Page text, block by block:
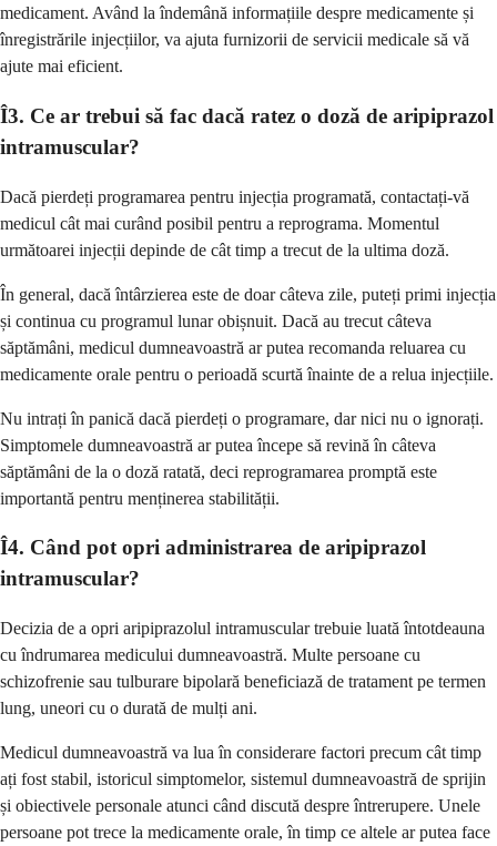
medicament. Având la îndemână informațiile despre medicamente și
înregistrările injecțiilor, va ajuta furnizorii de servicii medicale să vă
ajute mai eficient.
Î3. Ce ar trebui să fac dacă ratez o doză de aripiprazol
intramuscular?
Dacă pierdeți programarea pentru injecția programată, contactați-vă
medicul cât mai curând posibil pentru a reprograma. Momentul
următoarei injecții depinde de cât timp a trecut de la ultima doză.
În general, dacă întârzierea este de doar câteva zile, puteți primi injecția
și continua cu programul lunar obișnuit. Dacă au trecut câteva
săptămâni, medicul dumneavoastră ar putea recomanda reluarea cu
medicamente orale pentru o perioadă scurtă înainte de a relua injecțiile.
Nu intrați în panică dacă pierdeți o programare, dar nici nu o ignorați.
Simptomele dumneavoastră ar putea începe să revină în câteva
săptămâni de la o doză ratată, deci reprogramarea promptă este
importantă pentru menținerea stabilității.
Î4. Când pot opri administrarea de aripiprazol
intramuscular?
Decizia de a opri aripiprazolul intramuscular trebuie luată întotdeauna
cu îndrumarea medicului dumneavoastră. Multe persoane cu
schizofrenie sau tulburare bipolară beneficiază de tratament pe termen
lung, uneori cu o durată de mulți ani.
Medicul dumneavoastră va lua în considerare factori precum cât timp
ați fost stabil, istoricul simptomelor, sistemul dumneavoastră de sprijin
și obiectivele personale atunci când discută despre întrerupere. Unele
persoane pot trece la medicamente orale, în timp ce altele ar putea face